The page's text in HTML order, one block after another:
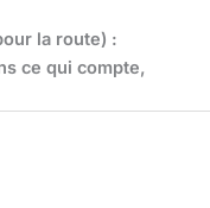
la route) :
ce qui compte,